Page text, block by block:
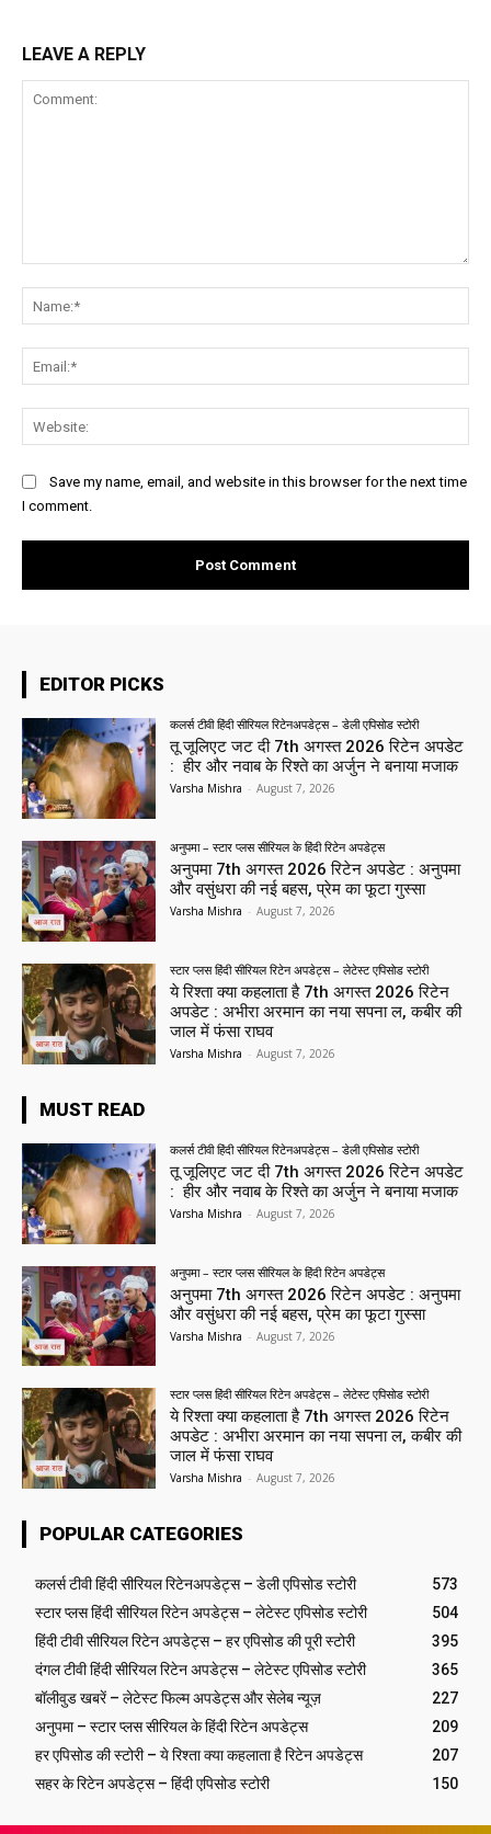
LEAVE A REPLY
Save my name, email, and website in this browser for the next time
I comment.
EDITOR PICKS
कलर्स टीवी हिंदी सीरियल रिटेनअपडेट्स – डेली एपिसोड स्टोरी
तू जूलिएट जट दी 7th अगस्त 2026 रिटेन अपडेट
: हीर और नवाब के रिश्ते का अर्जुन ने बनाया मजाक
Varsha Mishra - August 7, 2026
अनुपमा – स्टार प्लस सीरियल के हिंदी रिटेन अपडेट्स
अनुपमा 7th अगस्त 2026 रिटेन अपडेट : अनुपमा
और वसुंधरा की नई बहस, प्रेम का फूटा गुस्सा
Varsha Mishra - August 7, 2026
स्टार प्लस हिंदी सीरियल रिटेन अपडेट्स – लेटेस्ट एपिसोड स्टोरी
ये रिश्ता क्या कहलाता है 7th अगस्त 2026 रिटेन
अपडेट : अभीरा अरमान का नया सपना ल, कबीर की
जाल में फंसा राघव
Varsha Mishra - August 7, 2026
MUST READ
कलर्स टीवी हिंदी सीरियल रिटेनअपडेट्स – डेली एपिसोड स्टोरी
तू जूलिएट जट दी 7th अगस्त 2026 रिटेन अपडेट
: हीर और नवाब के रिश्ते का अर्जुन ने बनाया मजाक
Varsha Mishra - August 7, 2026
अनुपमा – स्टार प्लस सीरियल के हिंदी रिटेन अपडेट्स
अनुपमा 7th अगस्त 2026 रिटेन अपडेट : अनुपमा
और वसुंधरा की नई बहस, प्रेम का फूटा गुस्सा
Varsha Mishra - August 7, 2026
स्टार प्लस हिंदी सीरियल रिटेन अपडेट्स – लेटेस्ट एपिसोड स्टोरी
ये रिश्ता क्या कहलाता है 7th अगस्त 2026 रिटेन
अपडेट : अभीरा अरमान का नया सपना ल, कबीर की
जाल में फंसा राघव
Varsha Mishra - August 7, 2026
POPULAR CATEGORIES
कलर्स टीवी हिंदी सीरियल रिटेनअपडेट्स – डेली एपिसोड स्टोरी
573
स्टार प्लस हिंदी सीरियल रिटेन अपडेट्स – लेटेस्ट एपिसोड स्टोरी
504
हिंदी टीवी सीरियल रिटेन अपडेट्स – हर एपिसोड की पूरी स्टोरी
395
दंगल टीवी हिंदी सीरियल रिटेन अपडेट्स – लेटेस्ट एपिसोड स्टोरी
365
बॉलीवुड खबरें – लेटेस्ट फिल्म अपडेट्स और सेलेब न्यूज़
227
अनुपमा – स्टार प्लस सीरियल के हिंदी रिटेन अपडेट्स
209
हर एपिसोड की स्टोरी – ये रिश्ता क्या कहलाता है रिटेन अपडेट्स
207
सहर के रिटेन अपडेट्स – हिंदी एपिसोड स्टोरी
150